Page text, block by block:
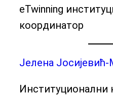
eTwinning
координатор
Јелена
Институционални